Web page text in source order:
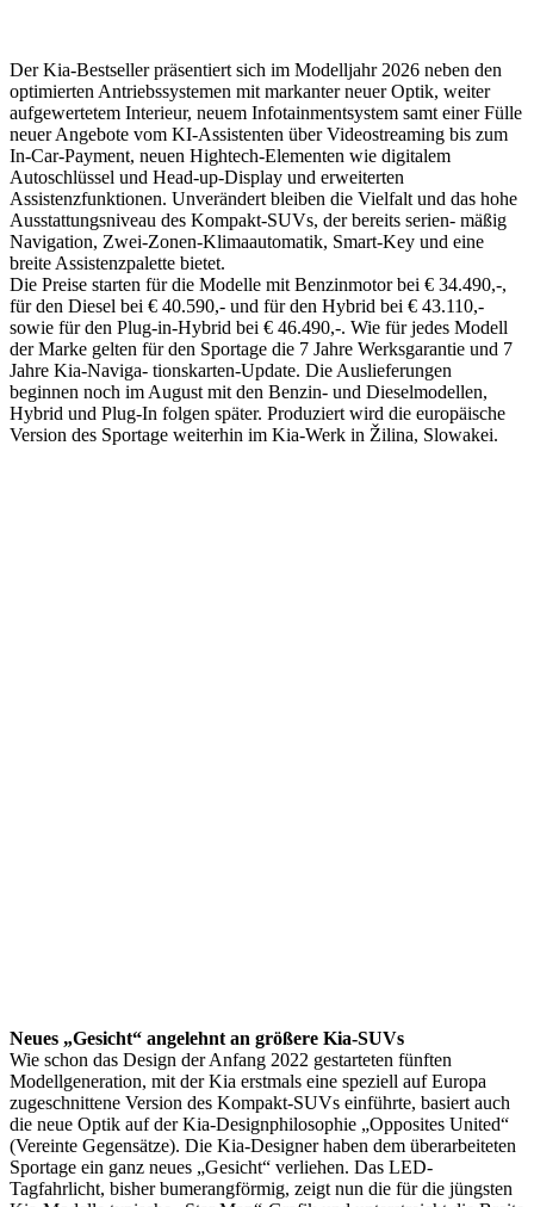
Der Kia-Bestseller präsentiert sich im Modelljahr 2026 neben den
optimierten Antriebssystemen mit markanter neuer Optik, weiter
aufgewertetem Interieur, neuem Infotainmentsystem samt einer Fülle
neuer Angebote vom KI-Assistenten über Videostreaming bis zum
In-Car-Payment, neuen Hightech-Elementen wie digitalem
Autoschlüssel und Head-up-Display und erweiterten
Assistenzfunktionen. Unverändert bleiben die Vielfalt und das hohe
Ausstattungsniveau des Kompakt-SUVs, der bereits serien- mäßig
Navigation, Zwei-Zonen-Klimaautomatik, Smart-Key und eine
breite Assistenzpalette bietet.
Die Preise starten für die Modelle mit Benzinmotor bei € 34.490,-,
für den Diesel bei € 40.590,- und für den Hybrid bei € 43.110,-
sowie für den Plug-in-Hybrid bei € 46.490,-. Wie für jedes Modell
der Marke gelten für den Sportage die 7 Jahre Werksgarantie und 7
Jahre Kia-Naviga- tionskarten-Update. Die Auslieferungen
beginnen noch im August mit den Benzin- und Dieselmodellen,
Hybrid und Plug-In folgen später. Produziert wird die europäische
Version des Sportage weiterhin im Kia-Werk in Žilina, Slowakei.
Neues „Gesicht“ angelehnt an größere Kia-SUVs
Wie schon das Design der Anfang 2022 gestarteten fünften
Modellgeneration, mit der Kia erstmals eine speziell auf Europa
zugeschnittene Version des Kompakt-SUVs einführte, basiert auch
die neue Optik auf der Kia-Designphilosophie „Opposites United“
(Vereinte Gegensätze). Die Kia-Designer haben dem überarbeiteten
Sportage ein ganz neues „Gesicht“ verliehen. Das LED-
Tagfahrlicht, bisher bumerangförmig, zeigt nun die für die jüngsten